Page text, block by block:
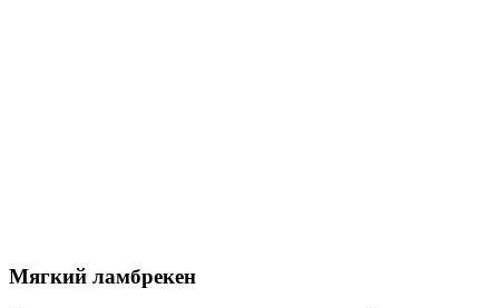
Мягкий ламбрекен